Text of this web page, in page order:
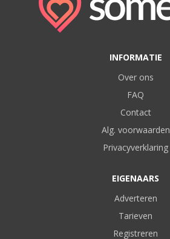
INFORMATIE
Over ons
FAQ
Contact
Alg. voorwaarden
Privacyverklaring
EIGENAARS
Adverteren
Tarieven
Registreren